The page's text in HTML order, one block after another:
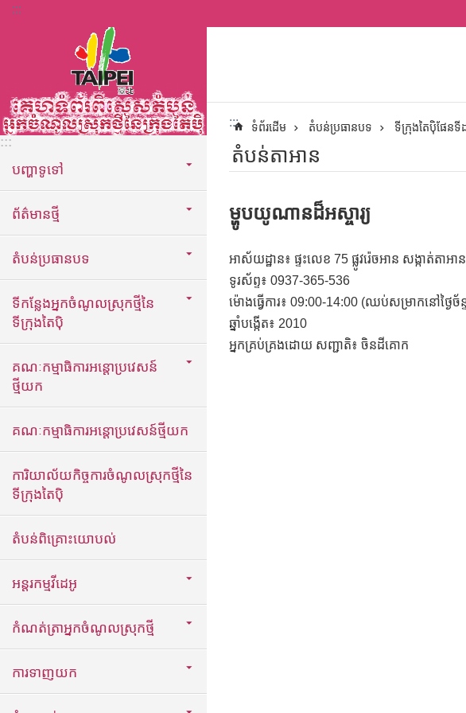
ទៅកាន់មាតិកាប្លុកមាតិកាសំខាន់
:::
:::
បញ្ហាទូទៅ
ព័ត៌មានថ្មី
តំបន់ប្រធានបទ
ទីកន្លែងអ្នកចំណូលស្រុកថ្មីនៃ
ទីក្រុងតៃប៉ិ
គណៈកម្មាធិការអន្តោប្រវេសន៍
ថ្មីយក
គណៈកម្មាធិការអន្តោប្រវេសន៍ថ្មីយក
ការិយាល័យកិច្ចការចំណូលស្រុកថ្មីនៃ
ទីក្រុងតៃប៉ិ
តំបន់ពិគ្រោះយោបល់
អន្តរកម្មវីដេអូ
កំណត់ត្រាអ្នកចំណូលស្រុកថ្មី
ការទាញយក
::: ទំព័រដើម តំបន់ប្រធានបទ ទីក្រុងតៃប៉ិផែនទី
តំបន់តាអាន
ម្ហូបយូណានដ៏អស្ចារ្យ
អាស័យដ្ឋាន៖ ផ្ទះលេខ 75 ផ្លូវរ៉េចអាន សង្កាត់តា
ទូរស័ព្ទ៖ 0937-365-536
ម៉ោងធ្វើការ៖ 09:00-14:00 (ឈប់សម្រាកនៅថ្ងៃច័ន្
ឆ្នាំបង្កើត៖ 2010
អ្នកគ្រប់គ្រងដោយ សញ្ជាតិ៖ ចិនដីគោក